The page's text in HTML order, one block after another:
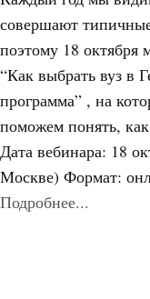
совершают
поэтому 18 октября
“Как выбрать вуз в
программа” , на
поможем понять,
Дата вебинара: 18
Москве) Формат:
Подробнее...